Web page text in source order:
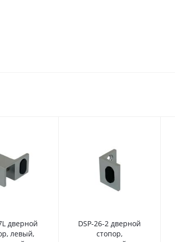
дверной
левый,
DSP-26-2 дверной
стопор,